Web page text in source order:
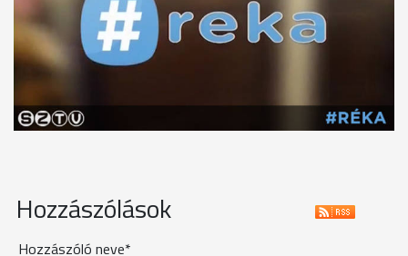
Hozzászólások
Hozzászóló neve*